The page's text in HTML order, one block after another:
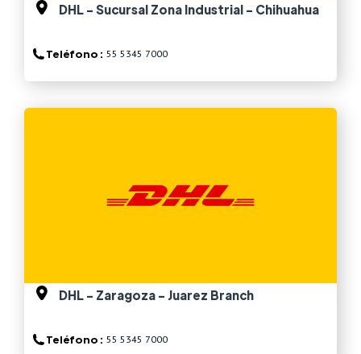
DHL - Sucursal Zona Industrial - Chihuahua
Teléfono : 55 5345 7000
DHL - Zaragoza - Juarez Branch
Teléfono : 55 5345 7000